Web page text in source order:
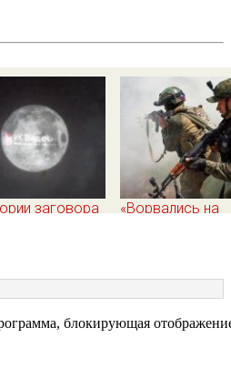
заговора
«Ворвались на
Дружковка
могильником
«птах Мадьяра»
блокирующая